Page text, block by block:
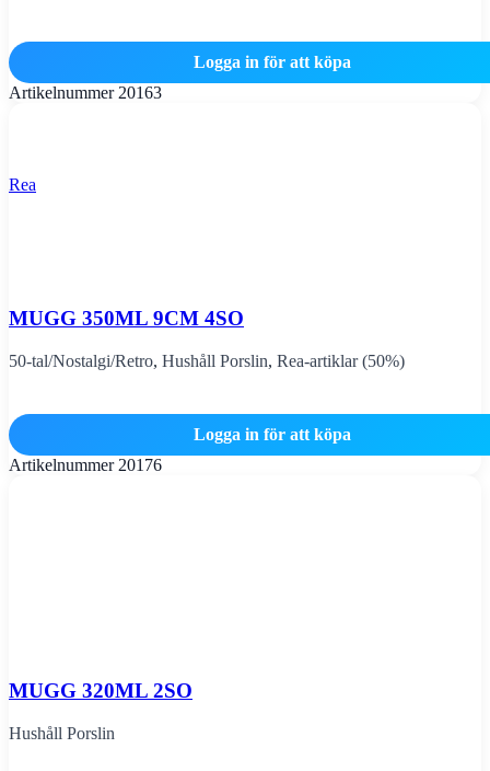
Logga in för att köpa
Artikelnummer 20163
Rea
MUGG 350ML 9CM 4SO
50-tal/Nostalgi/Retro, Hushåll Porslin, Rea-artiklar (50%)
Logga in för att köpa
Artikelnummer 20176
MUGG 320ML 2SO
Hushåll Porslin